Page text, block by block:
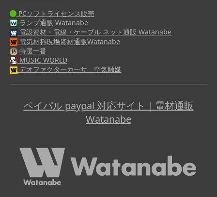
PCソフトライセンス販売
ランプ通販 Watanabe
電設資材・電線・ケーブル ネット通販 Watanabe
電気材料現場資材通販Watanabe
特選一番
MUSIC WORLD
デオファクターカーサ 空気触媒
ペイパル paypal 対応サイト｜電材通販
Watanabe